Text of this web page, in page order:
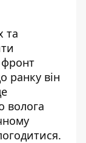
та
ранку він
волога